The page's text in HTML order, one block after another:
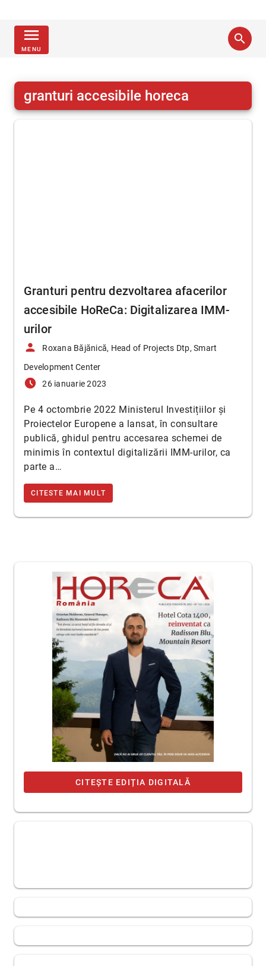
menu
MENU
search
granturi accesibile horeca
Granturi pentru dezvoltarea afacerilor
accesibile HoReCa: Digitalizarea IMM-
urilor
person
Roxana Băjănică, Head of Projects Dtp, Smart
Development Center
access_time_filled 26 ianuarie 2023
Pe 4 octombrie 2022 Ministerul Investițiilor și
Proiectelor Europene a lansat, în consultare
publică, ghidul pentru accesarea schemei de
minimis în contextul digitalizării IMM-urilor, ca
parte a…
CITESTE MAI MULT
CITEȘTE EDIȚIA DIGITALĂ